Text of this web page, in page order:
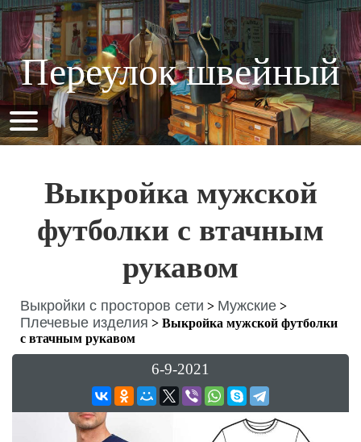
Переулок швейный
Выкройка мужской
футболки с втачным
рукавом
Выкройки с просторов сети > Мужские >
Плечевые изделия > Выкройка мужской футболки
с втачным рукавом
6-9-2021